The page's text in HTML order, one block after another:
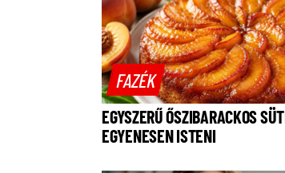
FAZÉK
EGYSZERŰ ŐSZIBARACKOS
EGYENESEN ISTENI